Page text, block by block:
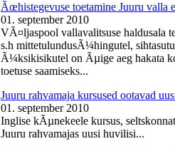
Ãœhistegevuse toetamine Juuru valla
01. september 2010
VÃ¤ljaspool vallavalitsuse haldusala
s.h mittetulundusÃ¼hingutel,
Ã¼ksikisikutel on Ãµige aeg hakata
toetuse saamiseks...
Juuru rahvamaja kursused ootavad
01. september 2010
Inglise kÃµnekeele kursus,
Juuru rahvamajas uusi huvilisi...